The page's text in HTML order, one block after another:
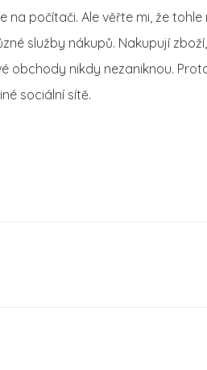
na počítači. Ale věřte mi, že
služby nákupů. Nakupují
obchody nikdy nezaniknou.
sociální sítě.